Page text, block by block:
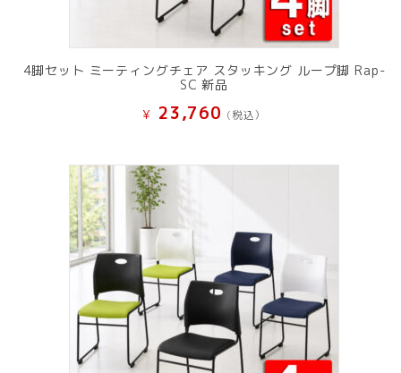
4脚セット ミーティングチェア スタッキング ループ脚 Rap-
SC 新品
¥ 23,760 (税込）